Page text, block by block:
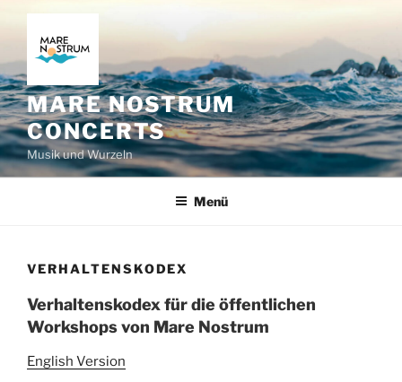
Zum
springen
MARE NOSTRUM
CONCERTS
Musik und Wurzeln
Menü
VERHALTENSKODEX
Verhaltenskodex für die öffentlichen
Workshops von Mare Nostrum
English Version